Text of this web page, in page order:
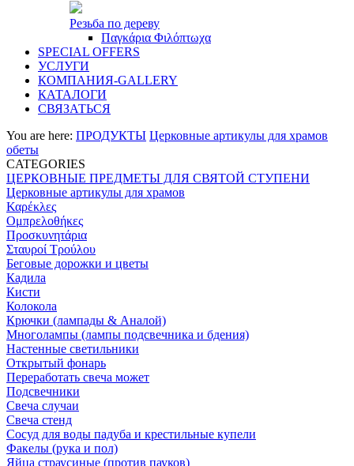
Резьба по дереву
Παγκάρια Φιλόπτωχα
SPECIAL OFFERS
УСЛУГИ
КОМПАНИЯ-GALLERY
КАТАЛОГИ
СВЯЗАТЬСЯ
You are here: ПРОДУКТЫ Церковные артикулы для храмов
обеты
CATEGORIES
ЦЕРКОВНЫЕ ПРЕДМЕТЫ ДЛЯ СВЯТОЙ СТУПЕНИ
Церковные артикулы для храмов
Καρέκλες
Ομπρελοθήκες
Προσκυνητάρια
Σταυροί Τρούλου
Беговые дорожки и цветы
Кадила
Кисти
Колокола
Крючки (лампады & Аналой)
Многолампы (лампы подсвечника и бдения)
Настенные светильники
Открытый фонарь
Переработать свеча может
Подсвечники
Свеча случаи
Свеча стенд
Сосуд для воды падуба и крестильные купели
Факелы (рука и пол)
Яйца страусиные (против пауков)